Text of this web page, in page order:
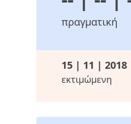
πραγματική
15 | 11 | 2018
εκτιμώμενη